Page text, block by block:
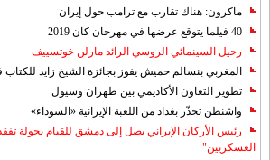
ماكرون: هناك تقارب مع ترامب حول إيران
40 فيلما يتوقع عرضها في مهرجان كان 2019
رحيل السينمائي الروسي الرائد مارلن خوتسييف
المغربي بنسالم حميش يفوز بجائزة الشيخ زايد للكتاب
تطوير التعاون الأكاديمي بين طهران وسيول
واشنطن تحذّر بغداد من اللعبة الإيرانية «السوداء»
رئيس الأركان الإيراني يصل إلى دمشق للقيام بجولة
العسكريين"